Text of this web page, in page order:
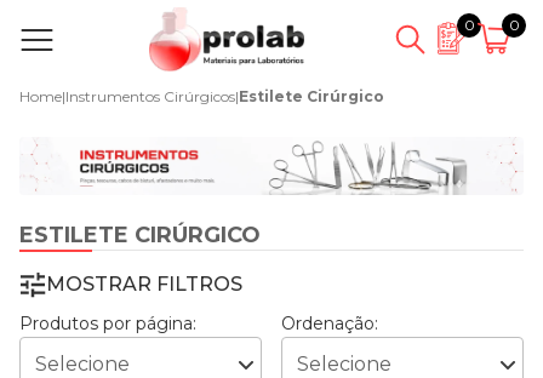
0 0
Home|Instrumentos Cirúrgicos|Estilete Cirúrgico
ESTILETE CIRÚRGICO
MOSTRAR FILTROS
Produtos por página: Ordenação: